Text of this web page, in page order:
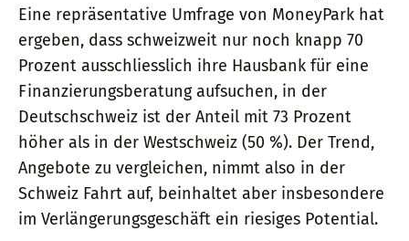
Eine repräsentative Umfrage von MoneyPark hat
ergeben, dass schweizweit nur noch knapp 70
Prozent ausschliesslich ihre Hausbank für eine
Finanzierungsberatung aufsuchen, in der
Deutschschweiz ist der Anteil mit 73 Prozent
höher als in der Westschweiz (50 %). Der Trend,
Angebote zu vergleichen, nimmt also in der
Schweiz Fahrt auf, beinhaltet aber insbesondere
im Verlängerungsgeschäft ein riesiges Potential.